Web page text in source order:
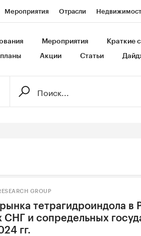
Мероприятия Отрасли
Франшизы Газета Спецпроекты
Мероприятия Краткие
Акции Статьи
GROUP
тетрагидроиндола в
СНГ и сопредельных
гг.